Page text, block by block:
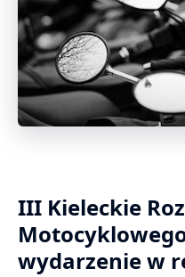
III Kieleckie
wydarzenie w